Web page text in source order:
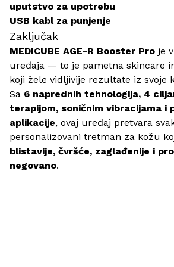
uputstvo za upotrebu
USB kabl za punjenje
Zaključak
MEDICUBE AGE-R Booster Pro je
uređaja — to je pametna skincare
koji žele vidljivije rezultate iz svoje
Sa 6 naprednih tehnologija, 4
terapijom, soničnim vibracijama i
aplikacije, ovaj uređaj pretvara
personalizovani tretman za kožu
blistavije, čvršće, zaglađenije i
negovano.